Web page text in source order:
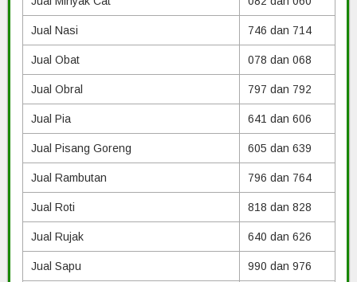
Jual Nasi 746 dan 714
Jual Obat 078 dan 068
Jual Obral 797 dan 792
Jual Pia 641 dan 606
Jual Pisang Goreng 605 dan 639
Jual Rambutan 796 dan 764
Jual Roti 818 dan 828
Jual Rujak 640 dan 626
Jual Sapu 990 dan 976